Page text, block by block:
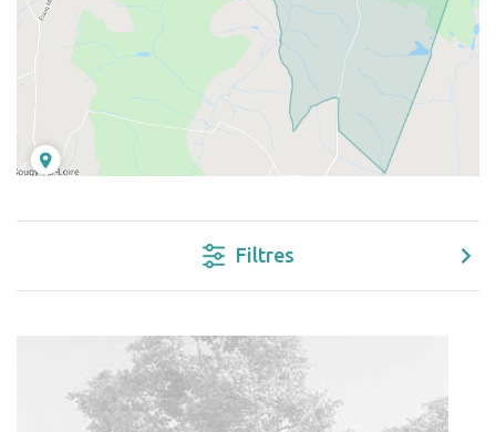
Filtres